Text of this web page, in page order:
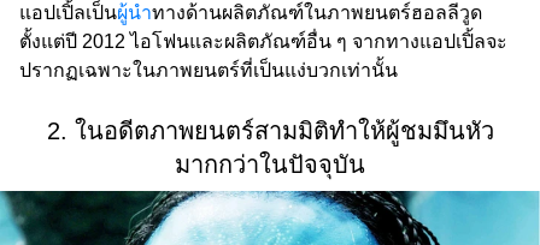
แอปเปิ้ลเป็นผู้นำทางด้านผลิตภัณฑ์ในภาพยนตร์ฮอลลีวูด
ตั้งแต่ปี 2012 ไอโฟนและผลิตภัณฑ์อื่น ๆ จากทางแอปเปิ้ลจะ
ปรากฏเฉพาะในภาพยนตร์ที่เป็นแง่บวกเท่านั้น
2. ในอดีตภาพยนตร์สามมิติทำให้ผู้ชมมึนหัว
มากกว่าในปัจจุบัน